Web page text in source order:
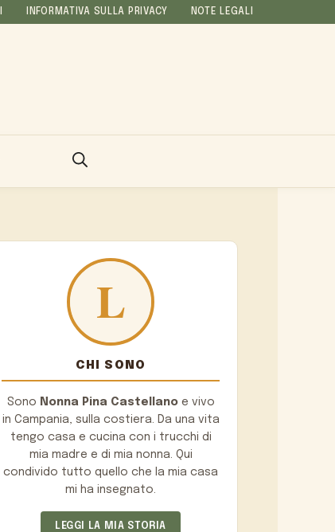
INFORMATIVA SULLA PRIVACY NOTE LEGALI
CHI SONO
Sono Nonna Pina Castellanoe vivo
in Campania, sulla costiera. Da una vita
tengo casa e cucina con i trucchi di
mia madre e di mia nonna. Qui
condivido tutto quello che la mia casa
mi ha insegnato.
LEGGI LA MIA STORIA